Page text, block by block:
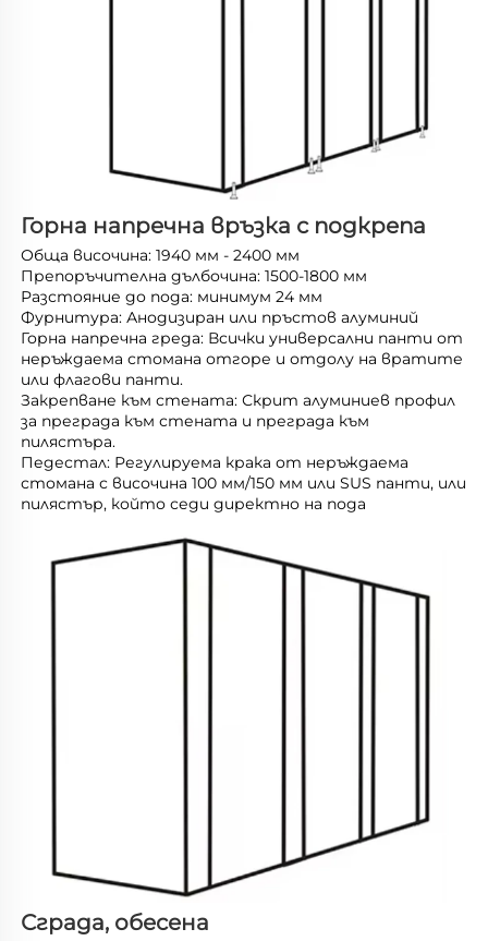
Горна напречна връзка с подкрепа
Обща височина: 1940 мм - 2400 мм
Препоръчителна дълбочина: 1500-1800 мм
Разстояние до пода: минимум 24 мм
Фурнитура: Анодизиран или пръстов алуминий
Горна напречна греда: Всички универсални панти от
неръждаема стомана отгоре и отдолу на вратите
или флагови панти.
Закрепване към стената: Скрит алуминиев профил
за преграда към стената и преграда към
пилястъра.
Педестал: Регулируема крака от неръждаема
стомана с височина 100 мм/150 мм или SUS панти, или
пилястър, който седи директно на пода
Сграда, обесена